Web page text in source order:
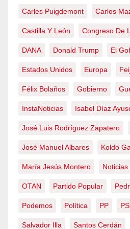
Carles Puigdemont Carlos
Castilla Y León Congreso De
DANA Donald Trump El
Estados Unidos Europa
Félix Bolaños Gobierno
InstaNoticias Isabel Díaz
José Luis Rodríguez Zapatero
José Manuel Albares Koldo
María Jesús Montero
OTAN Partido Popular
Podemos Política PP
Salvador Illa Santos Cerdán